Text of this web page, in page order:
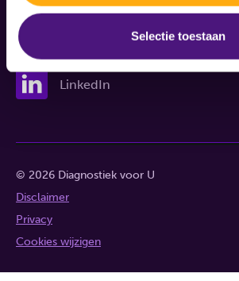
Selectie toestaan
Klachten
LinkedIn
© 2026 Diagnostiek voor U
Disclaimer
Privacy
Cookies wijzigen